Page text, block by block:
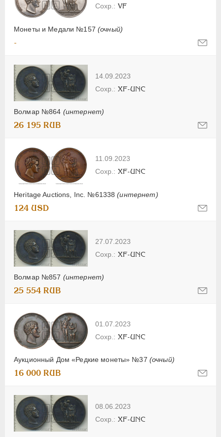
Монеты и Медали №157 (очный)
VF
-
14.09.2023
Волмар №864 (интернет)
XF-UNC
26 195 RUB
11.09.2023
Heritage Auctions, Inc. №61338(интернет)
XF-UNC
124 USD
27.07.2023
Волмар №857 (интернет)
XF-UNC
25 554 RUB
01.07.2023
Аукционный Дом «Редкие монеты» №37 (очный)
XF-UNC
16 000 RUB
08.06.2023
XF-UNC